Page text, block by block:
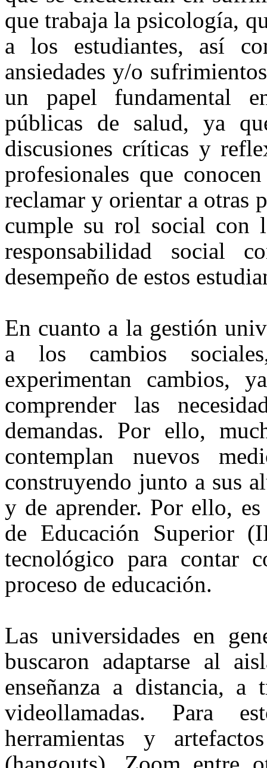
que trabaja la psicología,
a los estudiantes, así
ansiedades y/o
un papel fundamental
públicas de salud, ya
discusiones críticas y
profesionales que
reclamar y orientar a otras
cumple su rol social con
responsabilidad social
desempeño de estos
En cuanto a la gestión
a los cambios
experimentan cambios,
comprender las
demandas. Por ello,
contemplan nuevos
construyendo junto a sus
y de aprender. Por ello,
de Educación Superior
tecnológico para contar
proceso de educación.
Las universidades en
buscaron adaptarse al
enseñanza a distancia, a
videollamadas. Para
herramientas y